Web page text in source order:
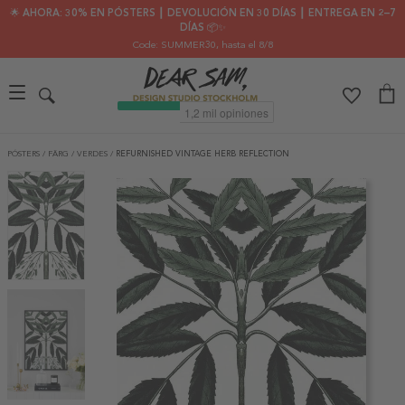
🌟 AHORA: 30% EN PÓSTERS ┃ DEVOLUCIÓN EN 30 DÍAS ┃ ENTREGA EN 2–7
DÍAS 📦✨
Code: SUMMER30, hasta el 8/8
PÓSTERS / FÄRG / VERDES / REFURNISHED VINTAGE HERB REFLECTION